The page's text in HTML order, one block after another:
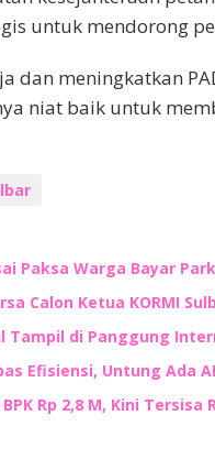
untuk mendorong
dan meningkatkan
niat baik untuk
Paksa Warga Bayar
Calon Ketua KORMI
Tampil di Panggung
Efisiensi, Untung Ada
Rp 2,8 M, Kini Tersisa